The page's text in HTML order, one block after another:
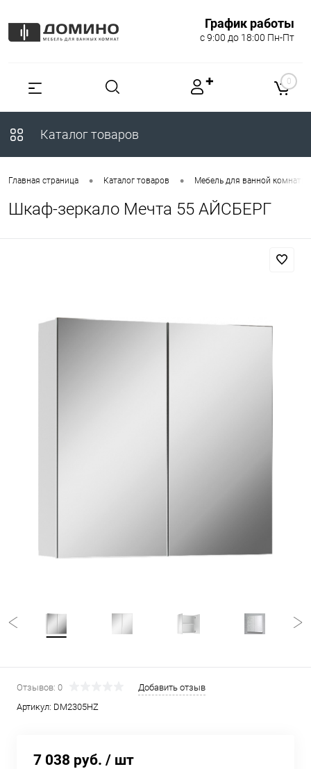
График работы
с 9:00 до 18:00 Пн-Пт
✚ 0
Каталог товаров
Главная страница • Каталог товаров • Мебель для ванной комнаты
Шкаф-зеркало Мечта 55 АЙСБЕРГ
Отзывов: 0
Добавить отзыв
Артикул: DM2305HZ
7 038 руб. / шт